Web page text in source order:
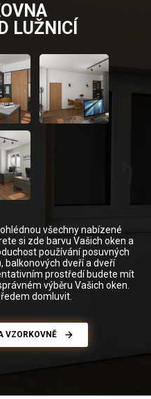
LUŽNICÍ
všechny nabízené
si zde barvu Vašich oken a
používání posuvných
balkonových dveří a dveří
prostředí budete mít
výběru Vašich oken.
domluvit.
VZORKOVNĚ